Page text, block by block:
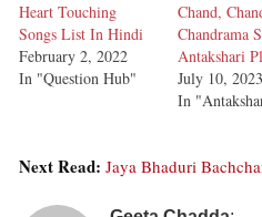
Heart Touching
Songs List In Hindi
February 2, 2022
In "Question Hub"
Chand,
Chandrama
Antakshari
July 10, 2023
In
Next Read: Jaya Bhaduri